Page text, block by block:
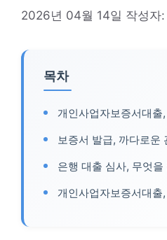
2026년 04월 14일 작성자:
목차
개인사업자보증서대
보증서 발급, 까다로운
은행 대출 심사, 무엇
개인사업자보증서대출